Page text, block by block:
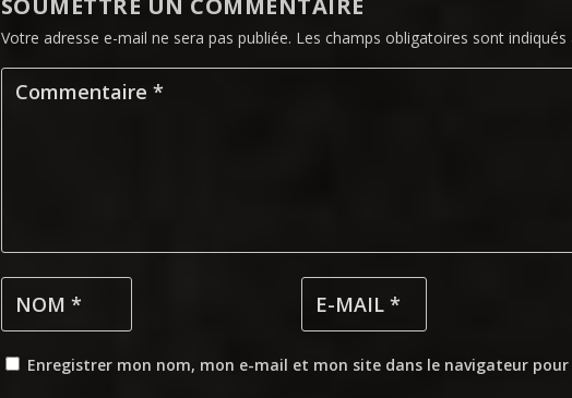
SOUMETTRE UN COMMENTAIRE
Votre adresse e-mail ne sera pas publiée. Les champs obligatoires sont indiqués
Enregistrer mon nom, mon e-mail et mon site dans le navigateur